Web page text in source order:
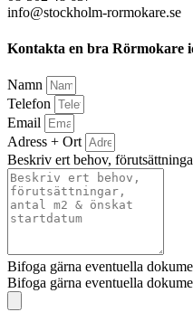
info@stockholm-rormokare.se
Kontakta en bra Rörmokare
Namn
Telefon
Email
Adress + Ort
Beskriv ert behov,
Bifoga gärna eventuella
Bifoga gärna eventuella